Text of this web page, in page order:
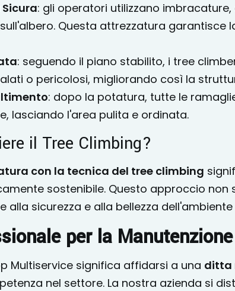
: gli operatori utilizzano
Questa attrezzatura garantisce
: seguendo il piano stabilito, i tree
o pericolosi, migliorando così la
: dopo la potatura, tutte le
lasciando l'area pulita e ordinata.
il Tree Climbing?
con la tecnica del tree climbing
sostenibile. Questo approccio non
alla sicurezza e alla bellezza
per la
Multiservice significa affidarsi a una ditta
nel settore. La nostra azienda si